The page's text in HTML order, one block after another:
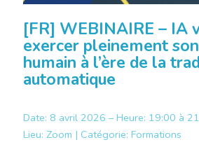
[FR] WEBINAIRE – IA
exercer pleinement
humain à l’ère de la
automatique
Date: 8 avril 2026 – Heure: 19:00 à
Lieu: Zoom | Catégorie: Formations